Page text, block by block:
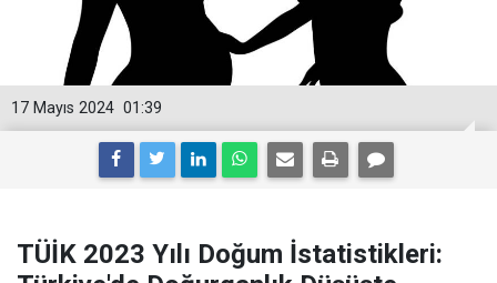
01:39
17 Mayıs 2024
TÜİK 2023 Yılı Doğum İstatistikleri: